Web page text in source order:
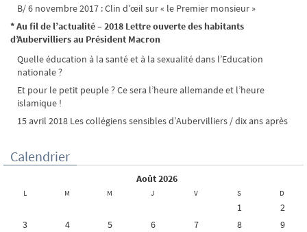
B/ 6 novembre 2017 : Clin d’œil sur « le Premier monsieur »
* Au fil de l’actualité – 2018 Lettre ouverte des habitants
d’Aubervilliers au Président Macron
Quelle éducation à la santé et à la sexualité dans l’Education
nationale ?
Et pour le petit peuple ? Ce sera l’heure allemande et l’heure
islamique !
15 avril 2018 Les collégiens sensibles d’Aubervilliers / dix ans après
Calendrier
août 2026
L M M J V S D
1
2
3
4 5 6 7 8
9